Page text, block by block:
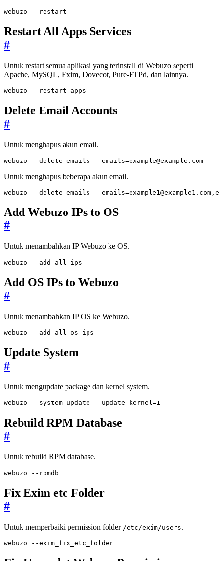
webuzo --restart
Restart All Apps Services
#
Untuk restart semua aplikasi yang terinstall di Webuzo seperti
Apache, MySQL, Exim, Dovecot, Pure-FTPd, dan lainnya.
webuzo --restart-apps
Delete Email Accounts
#
Untuk menghapus akun email.
webuzo --delete_emails --emails=example@example.com
Untuk menghapus beberapa akun email.
webuzo --delete_emails --emails=example1@example1.com ,
Add Webuzo IPs to OS
#
Untuk menambahkan IP Webuzo ke OS.
webuzo --add_all_ips
Add OS IPs to Webuzo
#
Untuk menambahkan IP OS ke Webuzo.
webuzo --add_all_os_ips
Update System
#
Untuk mengupdate package dan kernel system.
webuzo --system_update --update_kernel =1
Rebuild RPM Database
#
Untuk rebuild RPM database.
webuzo --rpmdb
Fix Exim etc Folder
#
Untuk memperbaiki permission folder /etc/exim/users.
webuzo --exim_fix_etc_folder